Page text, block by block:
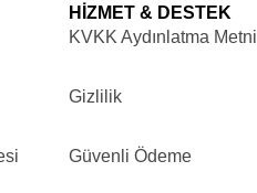
HİZMET & DESTEK
KVKK Aydınlatma Metni
Gizlilik
Güvenli Ödeme